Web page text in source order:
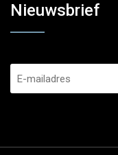
Nieuwsbrief